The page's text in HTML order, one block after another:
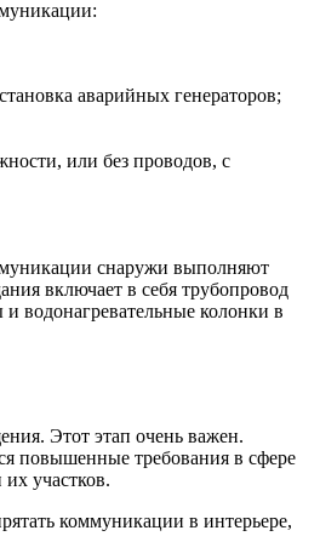
аварийных генераторов;
или без проводов, с
снаружи выполняют
включает в себя трубопровод
водонагревательные колонки в
Этот этап очень важен.
повышенные требования в сфере
участков.
коммуникации в интерьере,